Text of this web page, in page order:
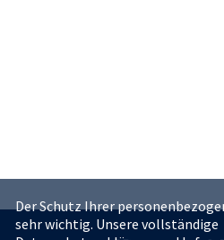
Der Schutz Ihrer
sehr wichtig. Unsere vollständige